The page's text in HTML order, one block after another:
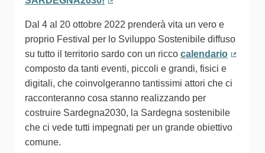
Dal 4 al 20 ottobre 2022 prenderà vita un vero e
proprio Festival per lo Sviluppo Sostenibile diffuso
su tutto il territorio sardo con un ricco calendario
composto da tanti eventi, piccoli e grandi, fisici e
digitali, che coinvolgeranno tantissimi attori che ci
racconteranno cosa stanno realizzando per
costruire Sardegna2030, la Sardegna sostenibile
che ci vede tutti impegnati per un grande obiettivo
comune.